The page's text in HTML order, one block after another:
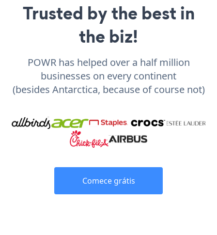
Trusted by the best in
the biz!
POWR has helped over a half million
businesses on every continent
(besides Antarctica, because of course not)
Comece grátis